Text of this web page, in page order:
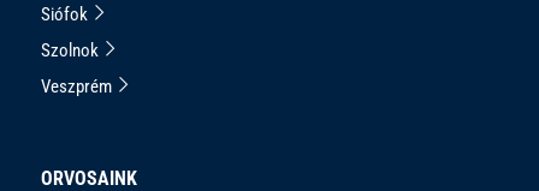
Siófok
Szolnok
Veszprém
ORVOSAINK